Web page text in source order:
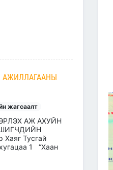
АЖИЛЛАГААНЫ
жагсаалт
АЖ АХУЙН
Тусгай
1 “Хаан